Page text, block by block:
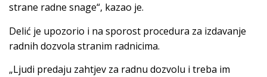
strane radne snage“, kazao je.
Delić je upozorio i na sporost procedura za izdavanje
radnih dozvola stranim radnicima.
„Ljudi predaju zahtjev za radnu dozvolu i treba im